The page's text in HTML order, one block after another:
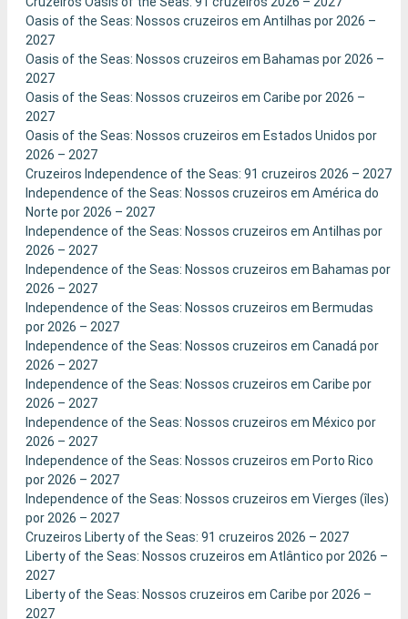
Oasis of the Seas: Nossos cruzeiros em Antilhas por 2026 –
2027
Oasis of the Seas: Nossos cruzeiros em Bahamas por 2026 –
2027
Oasis of the Seas: Nossos cruzeiros em Caribe por 2026 –
2027
Oasis of the Seas: Nossos cruzeiros em Estados Unidos por
2026 – 2027
Cruzeiros Independence of the Seas: 91 cruzeiros 2026 – 2027
Independence of the Seas: Nossos cruzeiros em América do
Norte por 2026 – 2027
Independence of the Seas: Nossos cruzeiros em Antilhas por
2026 – 2027
Independence of the Seas: Nossos cruzeiros em Bahamas por
2026 – 2027
Independence of the Seas: Nossos cruzeiros em Bermudas
por 2026 – 2027
Independence of the Seas: Nossos cruzeiros em Canadá por
2026 – 2027
Independence of the Seas: Nossos cruzeiros em Caribe por
2026 – 2027
Independence of the Seas: Nossos cruzeiros em México por
2026 – 2027
Independence of the Seas: Nossos cruzeiros em Porto Rico
por 2026 – 2027
Independence of the Seas: Nossos cruzeiros em Vierges (îles)
por 2026 – 2027
Cruzeiros Liberty of the Seas: 91 cruzeiros 2026 – 2027
Liberty of the Seas: Nossos cruzeiros em Atlântico por 2026 –
2027
Liberty of the Seas: Nossos cruzeiros em Caribe por 2026 –
2027